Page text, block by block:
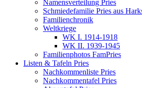
Namensverteilung Pries
Schmiedefamilie Pries aus
Familienchronik
Weltkriege
WK I. 1914-1918
WK II. 1939-1945
Familienphotos FamPries
Listen & Tafeln Pries
Nachkommenliste Pries
Nachkommentafel Pries